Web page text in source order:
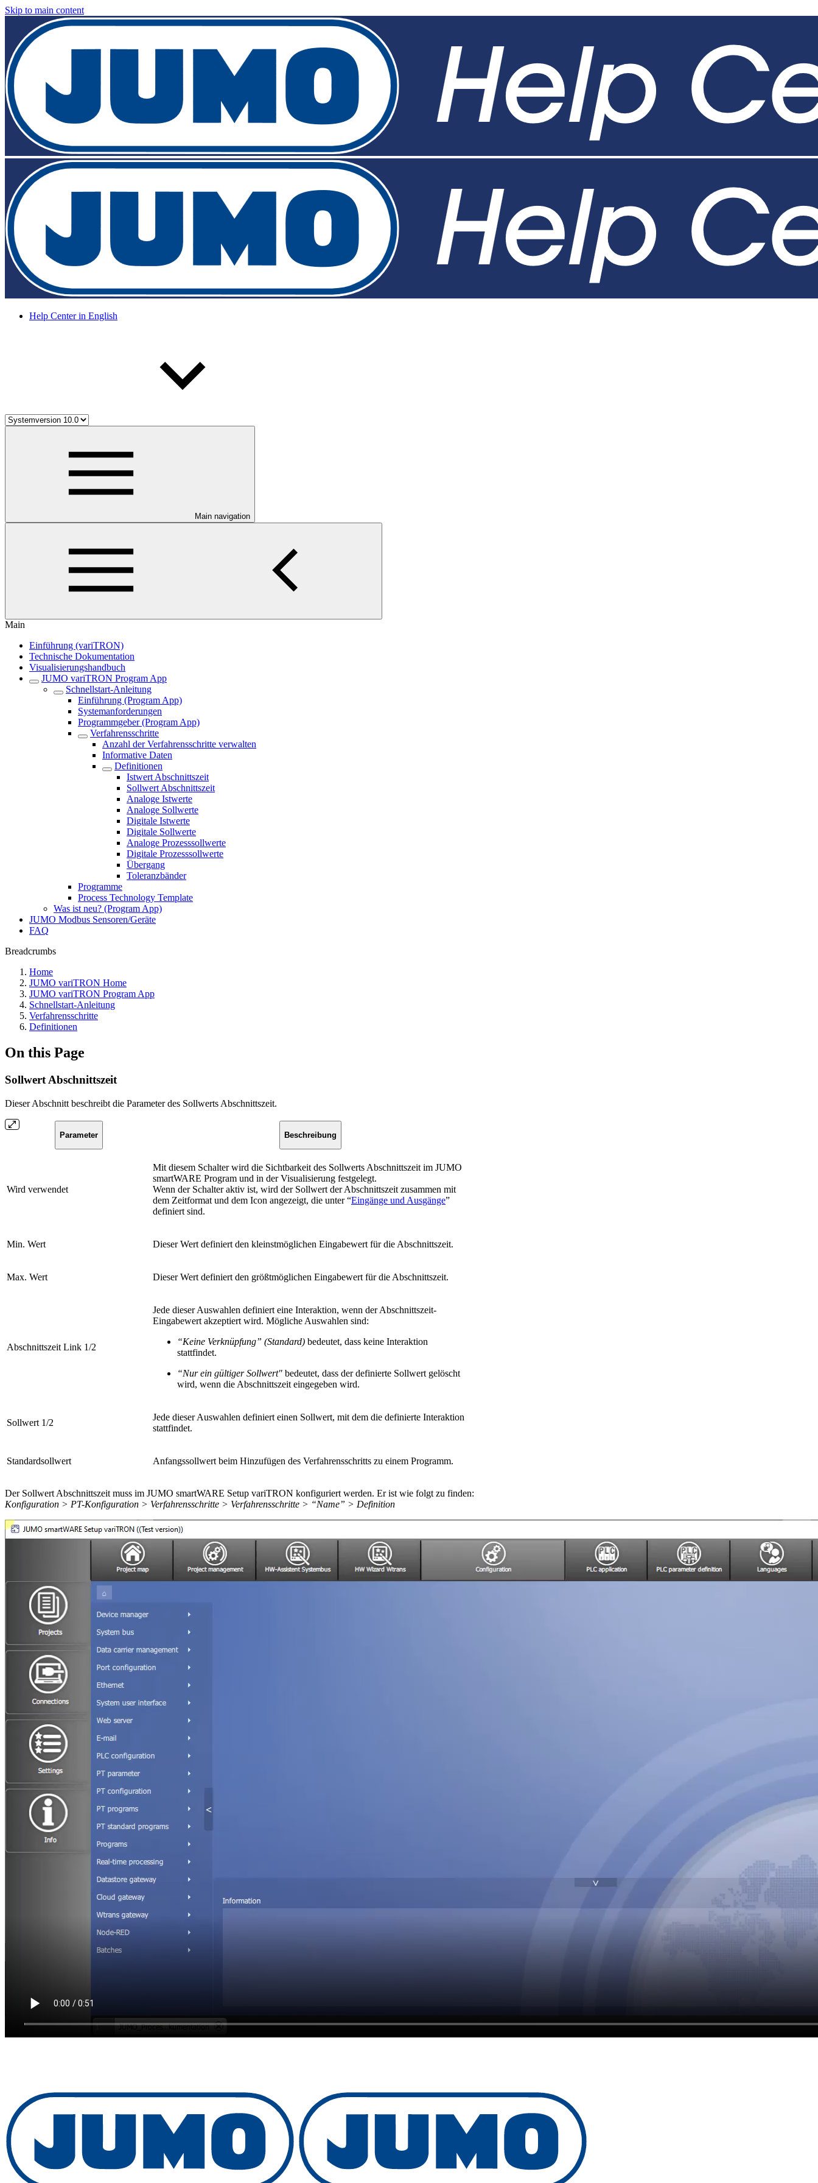
Skip to main content
Help Center in English
Main navigation
Main
Einführung (variTRON)
Technische Dokumentation
Visualisierungshandbuch
JUMO variTRON Program App
Schnellstart-Anleitung
Einführung (Program App)
Systemanforderungen
Programmgeber (Program App)
Verfahrensschritte
Anzahl der Verfahrensschritte verwalten
Informative Daten
Definitionen
Istwert Abschnittszeit
Sollwert Abschnittszeit
Analoge Istwerte
Analoge Sollwerte
Digitale Istwerte
Digitale Sollwerte
Analoge Prozesssollwerte
Digitale Prozesssollwerte
Übergang
Toleranzbänder
Programme
Process Technology Template
Was ist neu? (Program App)
JUMO Modbus Sensoren/Geräte
FAQ
Breadcrumbs
Home
JUMO variTRON Home
JUMO variTRON Program App
Schnellstart-Anleitung
Verfahrensschritte
Definitionen
On this Page
Sollwert Abschnittszeit
Dieser Abschnitt beschreibt die Parameter des Sollwerts Abschnittszeit.
Parameter Beschreibung
Wird verwendet
Mit diesem Schalter wird die Sichtbarkeit des Sollwerts Abschnittszeit im JUMO
smartWARE Program und in der Visualisierung festgelegt.
Wenn der Schalter aktiv ist, wird der Sollwert der Abschnittszeit zusammen mit
dem Zeitformat und dem Icon angezeigt, die unter “Eingänge und Ausgänge”
definiert sind.
Min. Wert Dieser Wert definiert den kleinstmöglichen Eingabewert für die Abschnittszeit.
Max. Wert Dieser Wert definiert den größtmöglichen Eingabewert für die Abschnittszeit.
Abschnittszeit Link 1/2
Jede dieser Auswahlen definiert eine Interaktion, wenn der Abschnittszeit-
Eingabewert akzeptiert wird. Mögliche Auswahlen sind:
“Keine Verknüpfung” (Standard) bedeutet, dass keine Interaktion
stattfindet.
“Nur ein gültiger Sollwert" bedeutet, dass der definierte Sollwert gelöscht
wird, wenn die Abschnittszeit eingegeben wird.
Sollwert 1/2
Jede dieser Auswahlen definiert einen Sollwert, mit dem die definierte Interaktion
stattfindet.
Standardsollwert Anfangssollwert beim Hinzufügen des Verfahrensschritts zu einem Programm.
Der Sollwert Abschnittszeit muss im JUMO smartWARE Setup variTRON konfiguriert werden. Er ist wie folgt zu finden:
Konfiguration > PT-Konfiguration > Verfahrensschritte > Verfahrensschritte > “Name” > Definition